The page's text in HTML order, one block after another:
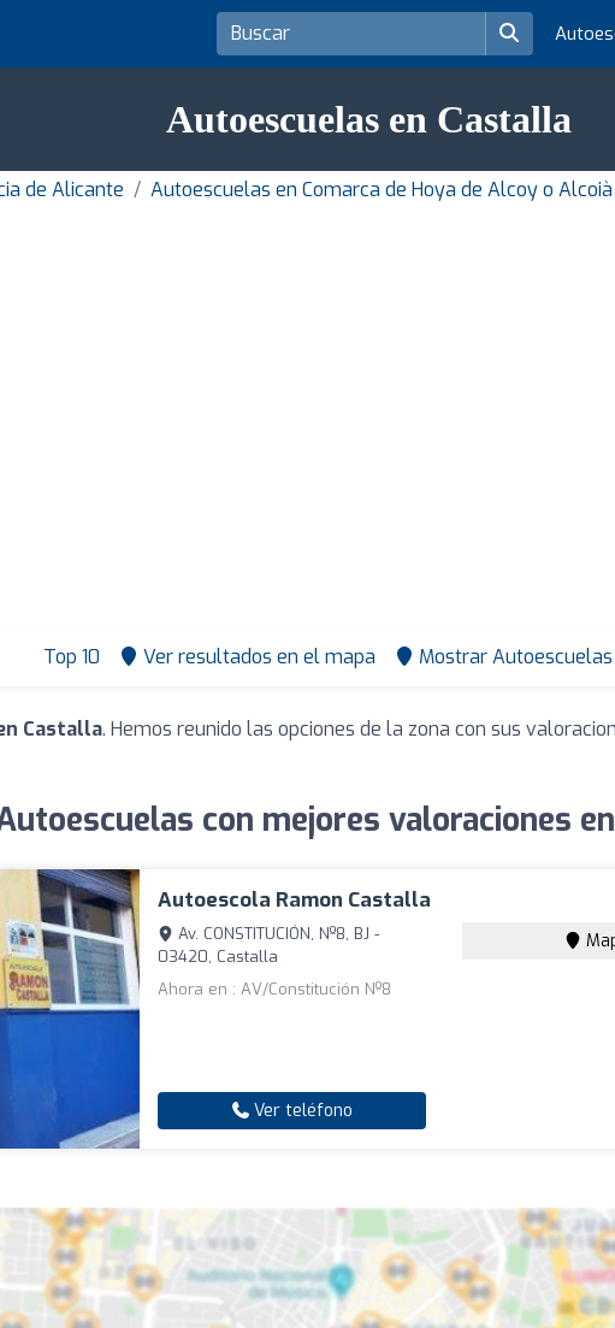
Autoescuelas en Castalla
de Alicante Autoescuelas en Comarca de Hoya de Alcoy o Alcoià
Top 10 Ver resultados en el mapa Mostrar
Castalla. Hemos reunido las opciones de la zona con sus
con mejores valoraciones
Autoescola Ramon Castalla
Av. CONSTITUCIÓN, Nº8, BJ -
03420, Castalla
Ahora en : AV/Constitución Nº8
Ver teléfono